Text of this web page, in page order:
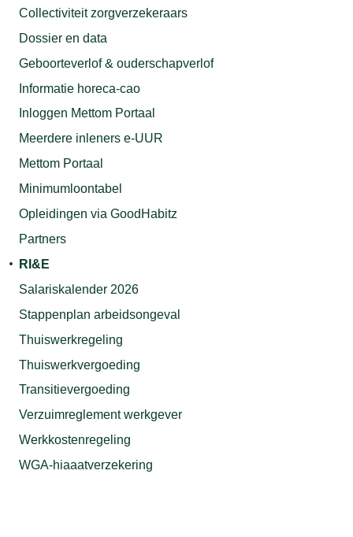
Collectiviteit zorgverzekeraars
Dossier en data
Geboorteverlof & ouderschapverlof
Informatie horeca-cao
Inloggen Mettom Portaal
Meerdere inleners e-UUR
Mettom Portaal
Minimumloontabel
Opleidingen via GoodHabitz
Partners
RI&E
Salariskalender 2026
Stappenplan arbeidsongeval
Thuiswerkregeling
Thuiswerkvergoeding
Transitievergoeding
Verzuimreglement werkgever
Werkkostenregeling
WGA-hiaaatverzekering